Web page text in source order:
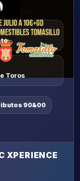
Toros
90&00
XPERIENCE